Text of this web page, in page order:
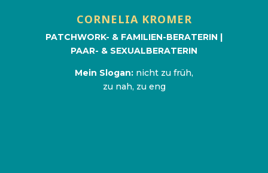
CORNELIA KROMER
PATCHWORK- & FAMILIEN-BERATERIN |
PAAR- & SEXUALBERATERIN
Mein Slogan: nicht zu früh,
zu nah, zu eng
zu fallen, aber auch wieder aufzustehen.